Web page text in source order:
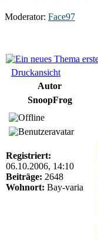
Moderator: Face97
Druckansicht
Autor
SnoopFrog
Registriert:
06.10.2006, 14:10
Beiträge: 2648
Wohnort: Bay-varia